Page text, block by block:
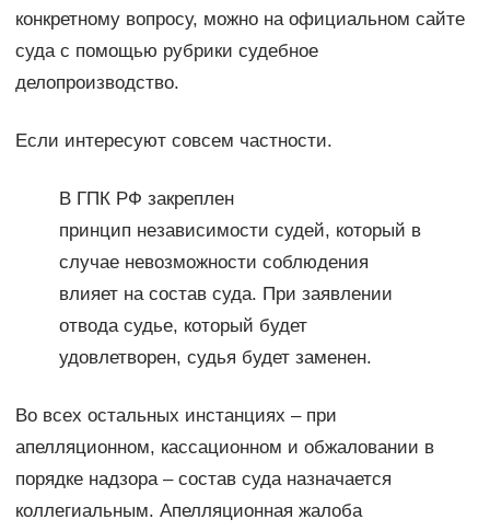
конкретному вопросу, можно на официальном сайте
суда с помощью рубрики судебное
делопроизводство.
Если интересуют совсем частности.
В ГПК РФ закреплен
принцип независимости судей, который в
случае невозможности соблюдения
влияет на состав суда. При заявлении
отвода судье, который будет
удовлетворен, судья будет заменен.
Во всех остальных инстанциях – при
апелляционном, кассационном и обжаловании в
порядке надзора – состав суда назначается
коллегиальным. Апелляционная жалоба